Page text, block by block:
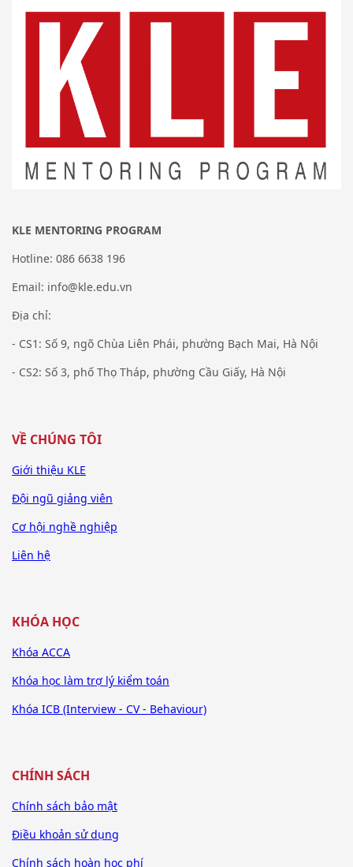
KLE MENTORING PROGRAM
Hotline: 086 6638 196
Email: info@kle.edu.vn
Địa chỉ:
- CS1: Số 9, ngõ Chùa Liên Phái, phường Bạch Mai, Hà Nội
- CS2: Số 3, phố Thọ Tháp, phường Cầu Giấy, Hà Nội
VỀ CHÚNG TÔI
Giới thiệu KLE
Đội ngũ giảng viên
Cơ hội nghề nghiệp
Liên hệ
KHÓA HỌC
Khóa ACCA
Khóa học làm trợ lý kiểm toán
Khóa ICB (Interview - CV - Behaviour)
CHÍNH SÁCH
Chính sách bảo mật
Điều khoản sử dụng
Chính sách hoàn học phí